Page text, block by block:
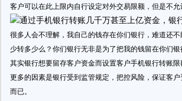
客户可以在此上限内自行设定对外交易限额，但是不允
很多人会不理解，我自己的钱存在你们银行，难道还
少转多少么？你们银行无非是为了把我的钱留在你们银
其实银行想要留存客户资金而设置客户手机银行转账
更多的因素是银行受到监管规定，把控风险，保证客
而已。